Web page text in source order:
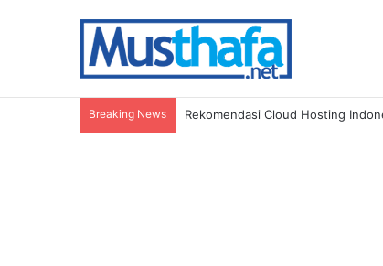
Breaking News Rekomendasi Cloud Hosting